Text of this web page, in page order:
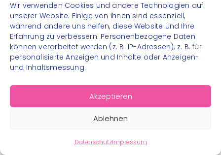
Wir verwenden Cookies und andere Technologien auf
unserer Website. Einige von ihnen sind essenziell,
während andere uns helfen, diese Website und Ihre
Erfahrung zu verbessern. Personenbezogene Daten
können verarbeitet werden (z. B. IP-Adressen), z. B. für
personalisierte Anzeigen und Inhalte oder Anzeigen-
und Inhaltsmessung.
Akzeptieren
Ablehnen
DatenschutzImpressum
Instagram
Facebook
© 2026 – Bewegungsland Steiermark gGmbH - Alle